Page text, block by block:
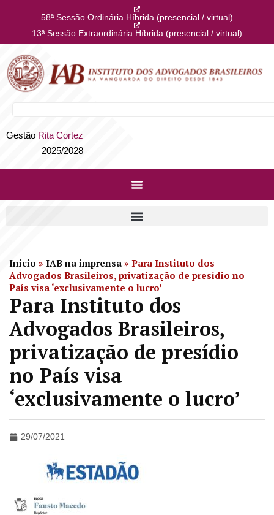
58ª Sessão Ordinária Híbrida (presencial / virtual)
13ª Sessão Extraordinária Híbrida (presencial / virtual)
Gestão Rita Cortez
2025/2028
Início » IAB na imprensa » Para Instituto dos
Advogados Brasileiros, privatização de presídio no
País visa ‘exclusivamente o lucro’
Para Instituto dos
Advogados Brasileiros,
privatização de presídio
no País visa
‘exclusivamente o lucro’
29/07/2021